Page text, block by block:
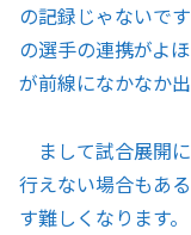
の記録じゃないで
の選手の連携がよ
が前線になかなか
まして試合展開
行えない場合もあ
す難しくなります。